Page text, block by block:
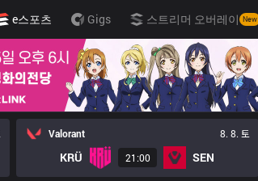
e스포츠 Gigs 스트리머 오버레이 New
Valorant 8. 8. 토
KRÜ 21:00 SEN